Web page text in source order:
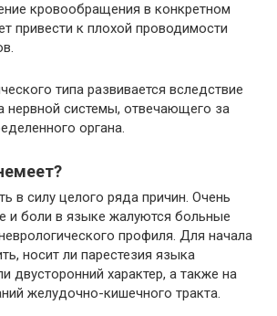
кровообращения в конкретном
привести к плохой проводимости
типа развивается вследствие
нервной системы, отвечающего за
органа.
в силу целого ряда причин. Очень
и боли в языке жалуются больные
профиля. Для начала
носит ли парестезия языка
двусторонний характер, а также на
желудочно-кишечного тракта.